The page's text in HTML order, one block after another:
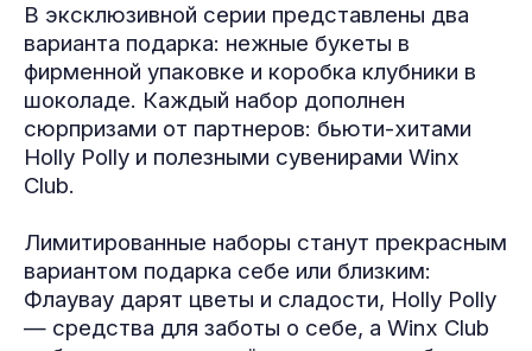
В эксклюзивной серии представлены два
варианта подарка: нежные букеты в
фирменной упаковке и коробка клубники в
шоколаде. Каждый набор дополнен
сюрпризами от партнеров: бьюти-хитами
Holly Polly и полезными сувенирами Winx
Club.
Лимитированные наборы станут прекрасным
вариантом подарка себе или близким:
Флаувау дарят цветы и сладости, Holly Polly
— средства для заботы о себе, а Winx Club